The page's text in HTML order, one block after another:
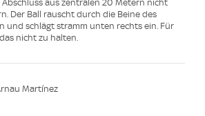
Abschluss aus zentralen 20 Metern nicht
Der Ball rauscht durch die Beine des
und schlägt stramm unten rechts ein. Für
nicht zu halten.
Martínez